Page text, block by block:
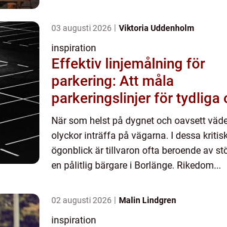
03 augusti 2026 Viktoria Uddenholm
inspiration
Effektiv linjemålning för
parkering: Att måla
parkeringslinjer för tydliga
säkra parkeringsytor
När som helst på dygnet och oavsett
olyckor inträffa på vägarna. I dessa
ögonblick är tillvaron ofta beroende av
en pålitlig bärgare i Borlänge. Rikedom...
02 augusti 2026 Malin Lindgren
inspiration